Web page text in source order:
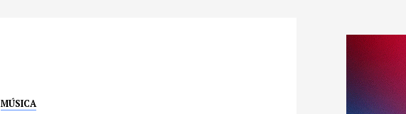
MÚSICA